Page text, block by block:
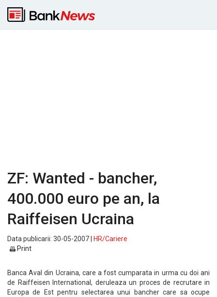
ZF: Wanted - bancher,
400.000 euro pe an, la
Raiffeisen Ucraina
Data publicarii: 30-05-2007 |
HR/Cariere
Print
Banca Aval din Ucraina, care a fost cumparata in urma cu doi ani
de Raiffeisen International, deruleaza un proces de recrutare in
Europa de Est pentru selectarea unui bancher care sa ocupe